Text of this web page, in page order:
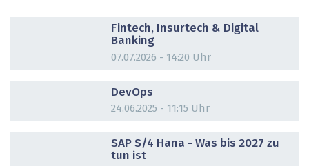
Fintech, Insurtech & Digital
Banking
07.07.2026 - 14:20 Uhr
DevOps
24.06.2025 - 11:15 Uhr
SAP S/4 Hana - Was bis 2027 zu
tun ist